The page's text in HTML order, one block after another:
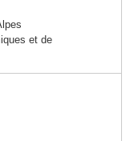
et de